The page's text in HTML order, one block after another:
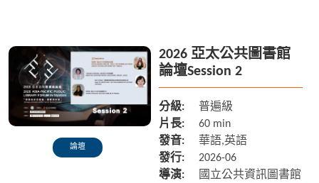
論壇
2026 亞太公共圖書館
論壇Session 2
分級:
普遍級
片長:
60 min
發音:
華語,英語
發行:
2026-06
導演:
國立公共資訊圖書館